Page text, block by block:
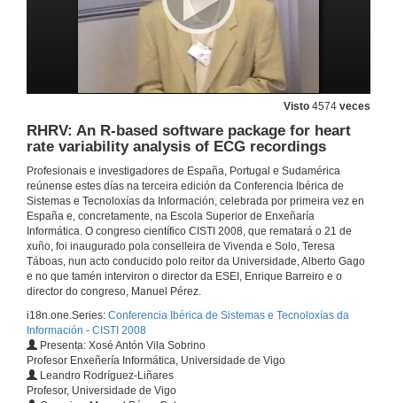
Visto 4574 veces
RHRV: An R-based software package for heart
rate variability analysis of ECG recordings
Profesionais e investigadores de España, Portugal e Sudamérica
reúnense estes días na terceira edición da Conferencia Ibérica de
Sistemas e Tecnoloxías da Información, celebrada por primeira vez en
España e, concretamente, na Escola Superior de Enxeñaría
Informática. O congreso científico CISTI 2008, que rematará o 21 de
xuño, foi inaugurado pola conselleira de Vivenda e Solo, Teresa
Táboas, nun acto conducido polo reitor da Universidade, Alberto Gago
e no que tamén interviron o director da ESEI, Enrique Barreiro e o
director do congreso, Manuel Pérez.
i18n.one.Series: Conferencia Ibérica de Sistemas e Tecnoloxías da
Información - CISTI 2008
Presenta: Xosé Antón Vila Sobrino
Profesor Enxeñería Informática, Universidade de Vigo
Leandro Rodríguez-Liñares
Profesor, Universidade de Vigo
19 de xuño de 2008
20 de xuño de 2008
Presentacións Empresariais: INGENIAS ¿Por qué INGENIAS?
20 de xuño de 2008
A Tecnologia ao Serviço das Pessoas com Graves Limitaçoes Físicas
20 de xuño de 2008